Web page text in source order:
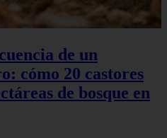
de un
cómo 20 castores
de bosque en